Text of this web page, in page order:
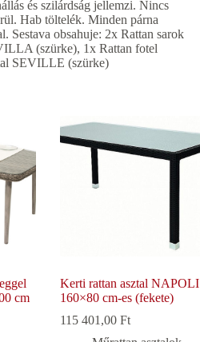
és szilárdság jellemzi. Nincs
Hab töltelék. Minden párna
Sestava obsahuje: 2x Rattan sarok
(szürke), 1x Rattan fotel
SEVILLE (szürke)
cm
Kerti rattan asztal NAPOLI
160×80 cm-es (fekete)
115 401,00Ft